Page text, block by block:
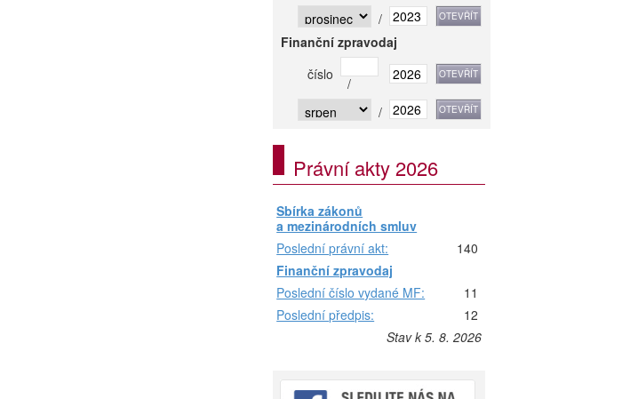
/
Finanční zpravodaj
číslo
/
/
Právní akty 2026
Sbírka zákonů
a mezinárodních smluv
Poslední právní akt:
140
Finanční zpravodaj
Poslední číslo vydané MF:
11
Poslední předpis:
12
Stav k 5. 8. 2026